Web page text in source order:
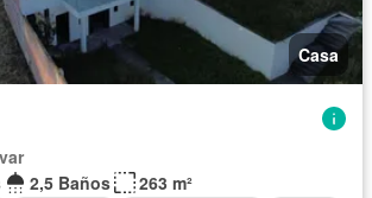
Casa
2,5 Baños
263 m²